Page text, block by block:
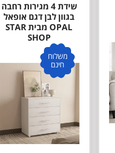
שידת 4 מגירות רחבה
בגוון לבן דגם אופאל
OPAL מבית STAR
SHOP
משלוח
חינם